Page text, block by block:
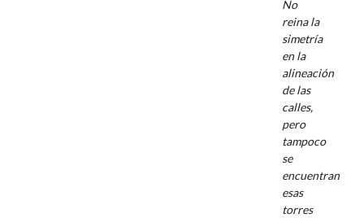
No
reina la
simetría
en la
alineación
de las
calles,
pero
tampoco
se
encuentran
esas
torres